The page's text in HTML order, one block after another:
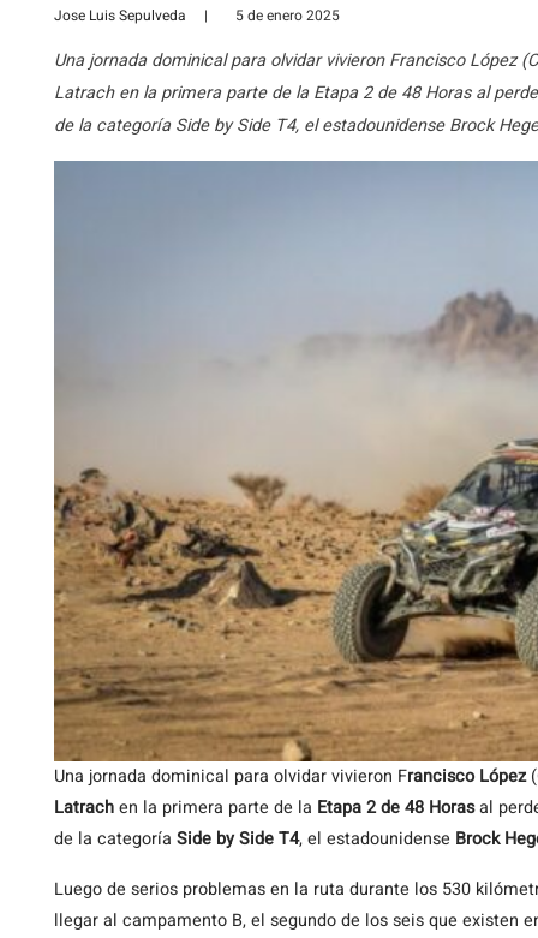
Jose Luis Sepulveda | 5 de enero 2025
Una jornada dominical para olvidar vivieron Francisco López
Latrach en la primera parte de la Etapa 2 de 48 Horas al
de la categoría Side by Side T4, el estadounidense Brock
Una jornada dominical para olvidar vivieron Francisco López
Latrachen la primera parte de la Etapa 2 de 48 Horasal
de la categoría Side by Side T4, el estadounidense Brock
Luego de serios problemas en la ruta durante los 530
llegar al campamento B, el segundo de los seis que existen